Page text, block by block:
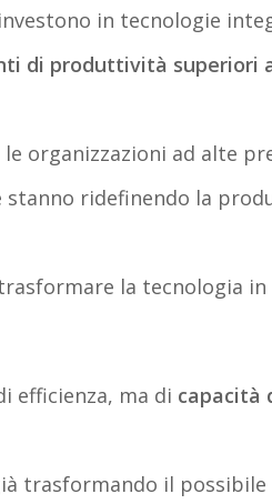
in tecnologie
di produttività superiori
le organizzazioni ad alte
stanno ridefinendo la
la tecnologia in
efficienza, ma di capacità
trasformando il